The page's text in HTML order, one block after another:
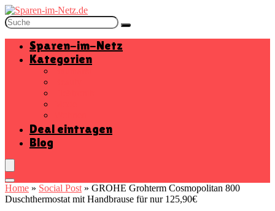
Sparen-im-Netz
Kategorien
Deal eintragen
Blog
Home » Social Post » GROHE Grohterm Cosmopolitan 800
Duschthermostat mit Handbrause für nur 125,90€